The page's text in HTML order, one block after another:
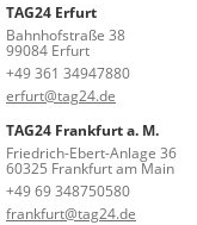
TAG24 Erfurt
Bahnhofstraße 38
99084 Erfurt
+49 361 34947880
erfurt@tag24.de
TAG24 Frankfurt a. M.
Friedrich-Ebert-Anlage 36
60325 Frankfurt am Main
+49 69 348750580
frankfurt@tag24.de